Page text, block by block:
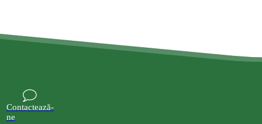
Contactează-
ne